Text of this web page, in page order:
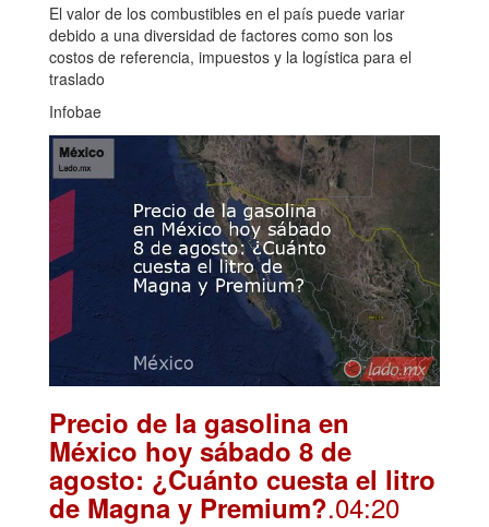
El valor de los combustibles en el país puede variar
debido a una diversidad de factores como son los
costos de referencia, impuestos y la logística para el
traslado
Infobae
Precio de la gasolina en
México hoy sábado 8 de
agosto: ¿Cuánto cuesta el litro
de Magna y Premium?.04:20